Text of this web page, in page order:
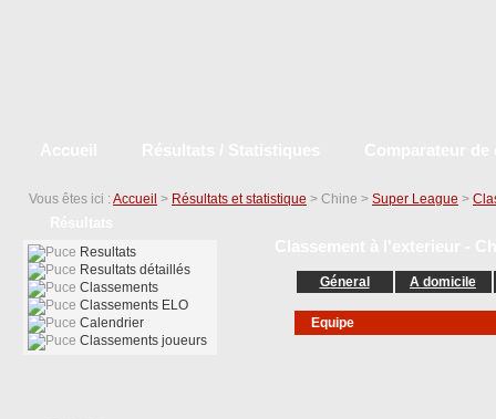
Vous êtes ici : Accueil > Résultats et statistique > Chine > Super League >
Géneral A domicile
Equipe
Resultats
Resultats détaillés
Classements
Classements ELO
Calendrier
Classements joueurs